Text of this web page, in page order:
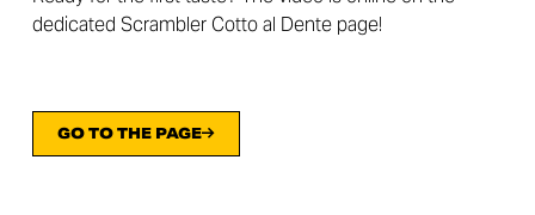
dedicated Scrambler Cotto al Dente page!
GO TO THE PAGE